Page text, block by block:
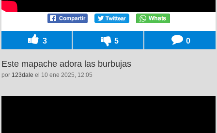
3 5 0
Este mapache adora las burbujas
por 123dale el 10 ene 2025, 12:05